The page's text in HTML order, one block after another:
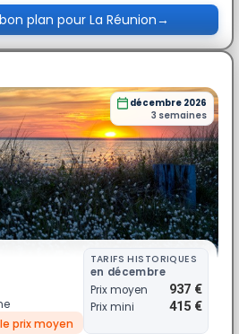
plan pour La Réunion→
décembre 2026
3 semaines
prix moyen
TARIFS HISTORIQUES
en décembre
Prix moyen
937 €
Prix mini 415 €